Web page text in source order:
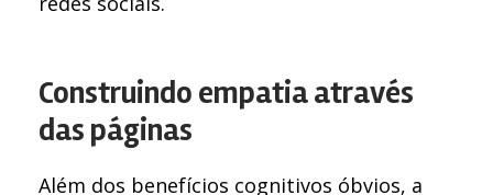
Construindo empatia através
das páginas
Além dos benefícios cognitivos óbvios, a